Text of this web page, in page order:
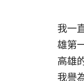
我一
雄第
高雄
我譽